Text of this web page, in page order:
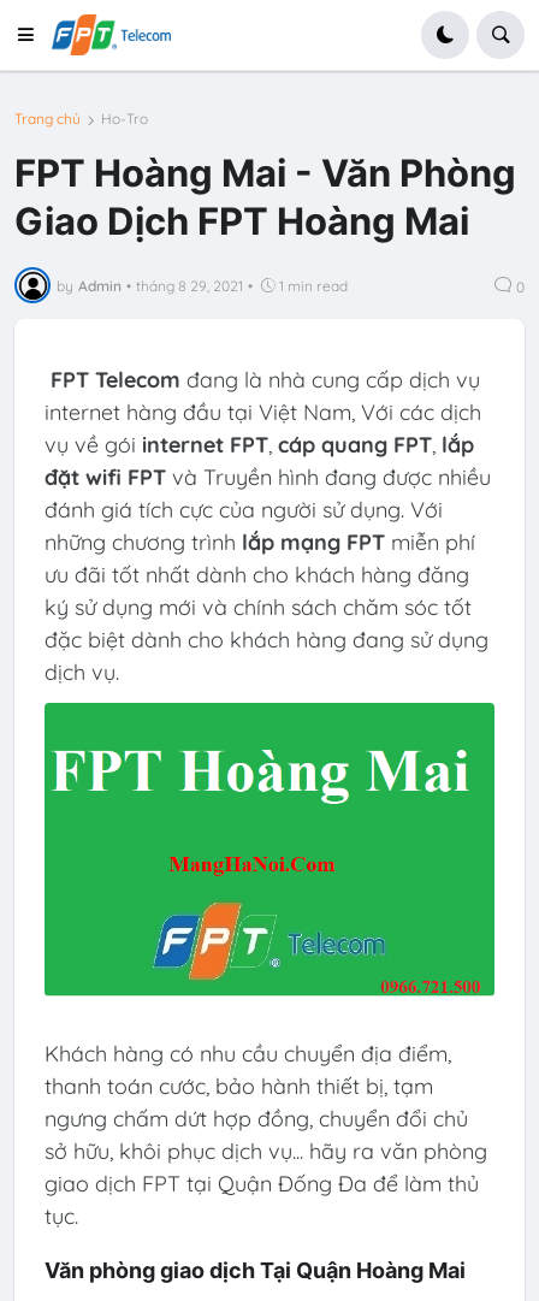
Trang chủ Ho-Tro
FPT Hoàng Mai - Văn Phòng
Giao Dịch FPT Hoàng Mai
by Admin • tháng 8 29, 2021 • 1 min read 0
FPT Telecom đang là nhà cung cấp dịch vụ
internet hàng đầu tại Việt Nam, Với các dịch
vụ về gói internet FPT, cáp quang FPT, lắp
đặt wifi FPT và Truyền hình đang được nhiều
đánh giá tích cực của người sử dụng. Với
những chương trình lắp mạng FPT miễn phí
ưu đãi tốt nhất dành cho khách hàng đăng
ký sử dụng mới và chính sách chăm sóc tốt
đặc biệt dành cho khách hàng đang sử dụng
dịch vụ.
Khách hàng có nhu cầu chuyển địa điểm,
thanh toán cước, bảo hành thiết bị, tạm
ngưng chấm dứt hợp đồng, chuyển đổi chủ
sở hữu, khôi phục dịch vụ... hãy ra văn phòng
giao dịch FPT tại Quận Đống Đa để làm thủ
tục.
Văn phòng giao dịchTại Quận Hoàng Mai